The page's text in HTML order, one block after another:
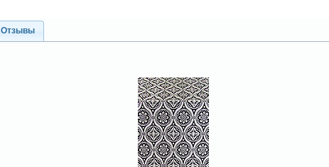
Отзывы